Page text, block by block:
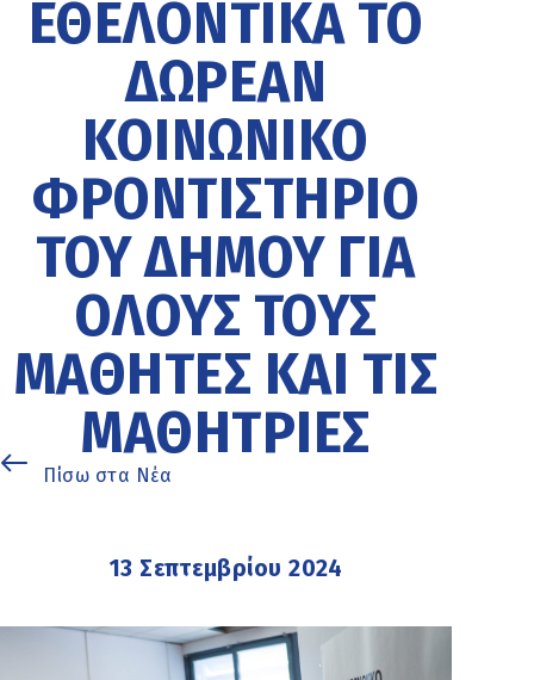
ΕΘΕΛΟΝΤΙΚΆ ΤΟ
ΔΩΡΕΆΝ
ΚΟΙΝΩΝΙΚΌ
ΦΡΟΝΤΙΣΤΉΡΙΟ
ΤΟΥ ΔΉΜΟΥ ΓΙΑ
ΌΛΟΥΣ ΤΟΥΣ
ΜΑΘΗΤΈΣ ΚΑΙ ΤΙΣ
ΜΑΘΉΤΡΙΕΣ
Πίσω στα Νέα
13 Σεπτεμβρίου 2024